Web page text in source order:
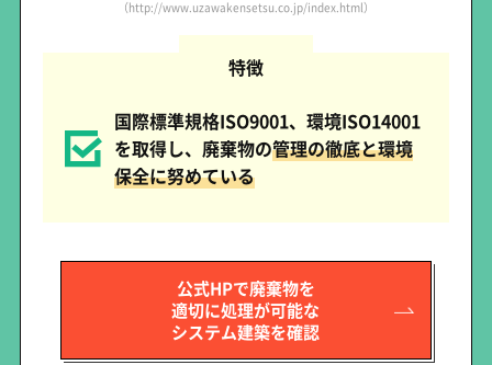
（http://www.uzawakensetsu.co.jp/index.html）
特徴
国際標準規格ISO9001、環境ISO14001
を取得し、廃棄物の管理の徹底と環境
保全に努めている
公式HPで廃棄物を
適切に処理が可能な
システム建築を確認